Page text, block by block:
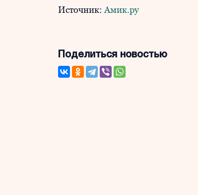
Источник: Амик.ру
Поделиться новостью